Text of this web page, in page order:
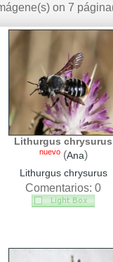
on 7
Lithurgus chrysurus
nuevo(Ana)
Lithurgus chrysurus
Comentarios: 0